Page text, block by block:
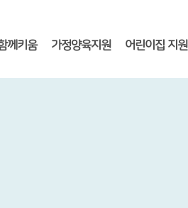
께키움 가정양육지원 어린이집 지원